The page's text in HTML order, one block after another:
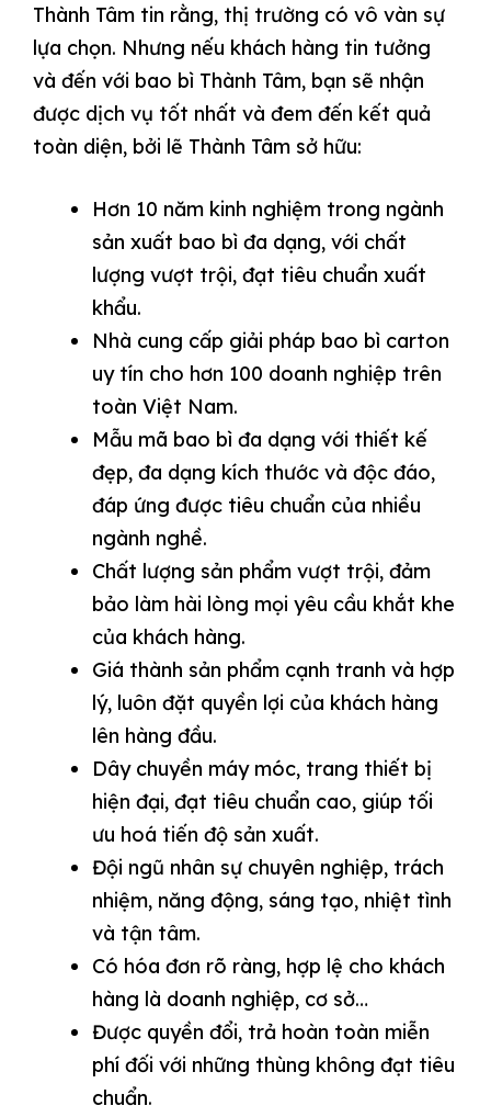
Thành Tâm tin rằng, thị trường có vô vàn sự
lựa chọn. Nhưng nếu khách hàng tin tưởng
và đến với bao bì Thành Tâm, bạn sẽ nhận
được dịch vụ tốt nhất và đem đến kết quả
toàn diện, bởi lẽ Thành Tâm sở hữu:
Hơn 10 năm kinh nghiệm trong ngành
sản xuất bao bì đa dạng, với chất
lượng vượt trội, đạt tiêu chuẩn xuất
khẩu.
Nhà cung cấp giải pháp bao bì carton
uy tín cho hơn 100 doanh nghiệp trên
toàn Việt Nam.
Mẫu mã bao bì đa dạng với thiết kế
đẹp, đa dạng kích thước và độc đáo,
đáp ứng được tiêu chuẩn của nhiều
ngành nghề.
Chất lượng sản phẩm vượt trội, đảm
bảo làm hài lòng mọi yêu cầu khắt khe
của khách hàng.
Giá thành sản phẩm cạnh tranh và hợp
lý, luôn đặt quyền lợi của khách hàng
lên hàng đầu.
Dây chuyền máy móc, trang thiết bị
hiện đại, đạt tiêu chuẩn cao, giúp tối
ưu hoá tiến độ sản xuất.
Đội ngũ nhân sự chuyên nghiệp, trách
nhiệm, năng động, sáng tạo, nhiệt tình
và tận tâm.
Có hóa đơn rõ ràng, hợp lệ cho khách
hàng là doanh nghiệp, cơ sở…
Được quyền đổi, trả hoàn toàn miễn
phí đối với những thùng không đạt tiêu
chuẩn.